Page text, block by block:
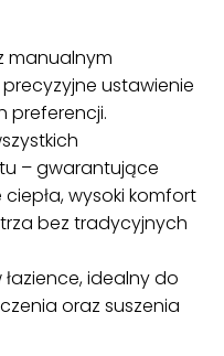
manualnym
ustawienie
preferencji.
– gwarantujące
wysoki komfort
bez tradycyjnych
idealny do
oraz suszenia